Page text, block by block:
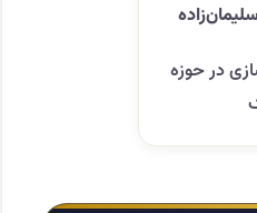
در حوزه